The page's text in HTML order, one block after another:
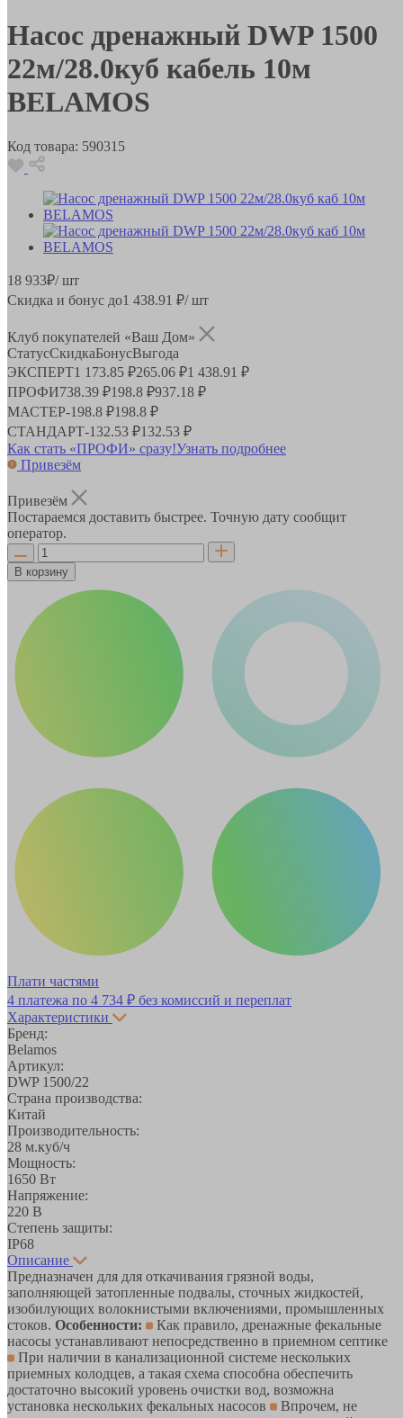
Насос дренажный DWP 1500
22м/28.0куб кабель 10м
BELAMOS
Код товара: 590315
18 933₽/ шт
Скидка и бонус до1 438.91 ₽/ шт
Клуб покупателей «Ваш Дом»
СтатусСкидкаБонусВыгода
ЭКСПЕРТ1 173.85 ₽265.06 ₽1 438.91 ₽
ПРОФИ738.39 ₽198.8 ₽937.18 ₽
МАСТЕР-198.8 ₽198.8 ₽
СТАНДАРТ-132.53 ₽132.53 ₽
Как стать «ПРОФИ» сразу!Узнать подробнее
Привезём
Привезём
Постараемся доставить быстрее. Точную дату сообщит
оператор.
В корзину
Плати частями
4 платежа по 4 734 ₽ без комиссий и переплат
Характеристики
Бренд:
Belamos
Артикул:
DWP 1500/22
Страна производства:
Китай
Производительность:
28 м.куб/ч
Мощность:
1650 Вт
Напряжение:
220 В
Степень защиты:
IP68
Описание
Предназначен для для откачивания грязной воды,
заполняющей затопленные подвалы, сточных жидкостей,
изобилующих волокнистыми включениями, промышленных
стоков. Особенности:
Как правило, дренажные фекальные
насосы устанавливают непосредственно в приемном септике
При наличии в канализационной системе нескольких
приемных колодцев, а такая схема способна обеспечить
достаточно высокий уровень очистки вод, возможна
установка нескольких фекальных насосов
Впрочем, не